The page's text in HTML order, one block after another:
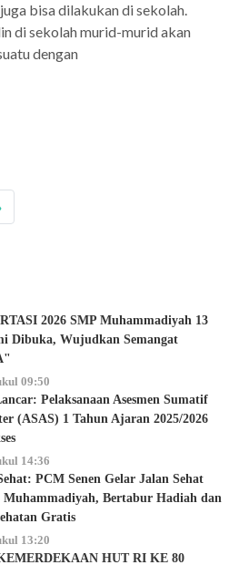
bisa dilakukan di sekolah.
di sekolah murid-murid akan
dengan
2026 SMP Muhammadiyah 13
Dibuka, Wujudkan Semangat
09:50
Pelaksanaan Asesmen Sumatif
(ASAS) 1 Tahun Ajaran 2025/2026
14:36
PCM Senen Gelar Jalan Sehat
Muhammadiyah, Bertabur Hadiah dan
Gratis
13:20
HUT RI KE 80